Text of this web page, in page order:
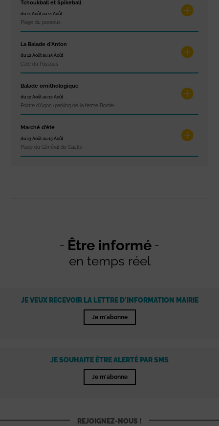
Tchoukball et Spikeball
du 11 Août au 11 Août
Plage du passous
La Balade d’Anton
du 12 Août au 15 Août
Cale du Passous
Balade ornithologique
du 12 Août au 12 Août
Pointe d'Agon (parking de la ferme Borde)
Marché d’été
du 13 Août au 13 Août
Place du Général de Gaulle
Être informé
en temps réel
JE VEUX RECEVOIR LA LETTRE D'INFORMATION MAIRIE
Je m'abonne
JE SOUHAITE ÊTRE ALERTÉ PAR SMS
Je m'abonne
REJOIGNEZ-NOUS !